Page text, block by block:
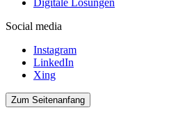
Social media
Instagram
LinkedIn
Xing
Zum Seitenanfang